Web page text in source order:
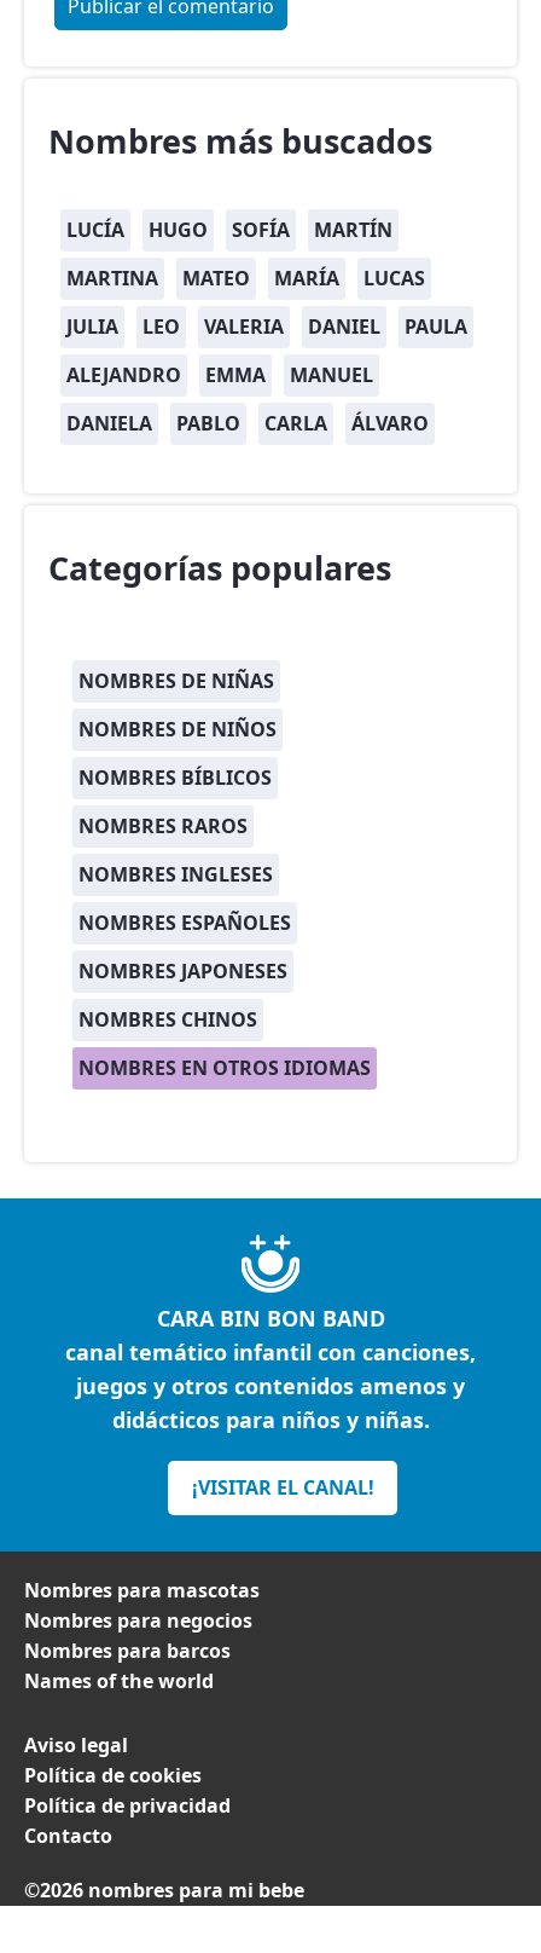
Nombres más buscados
LUCÍA HUGO SOFÍA
MARTÍN
MARTINA
MATEO MARÍA
LUCAS
JULIA
LEO VALERIA DANIEL
PAULA
ALEJANDRO
EMMA
MANUEL
DANIELA
PABLO CARLA ÁLVARO
Categorías populares
NOMBRES DE NIÑAS
NOMBRES DE NIÑOS
NOMBRES BÍBLICOS
NOMBRES RAROS
NOMBRES INGLESES
NOMBRES ESPAÑOLES
NOMBRES JAPONESES
NOMBRES CHINOS
NOMBRES EN OTROS IDIOMAS
CARA BIN BON BAND
canal temático infantil con canciones,
juegos y otros contenidos amenos y
didácticos para niños y niñas.
¡VISITAR EL CANAL!
Nombres para mascotas
Nombres para negocios
Nombres para barcos
Names of the world
Aviso legal
Política de cookies
Política de privacidad
Contacto
©2026 nombres para mi bebe